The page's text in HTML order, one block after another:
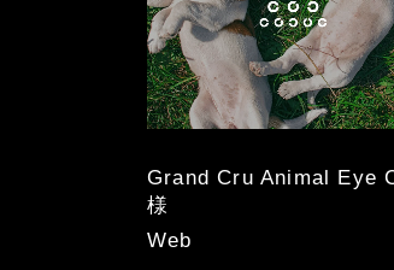
Grand Cru Animal Eye
様
Web